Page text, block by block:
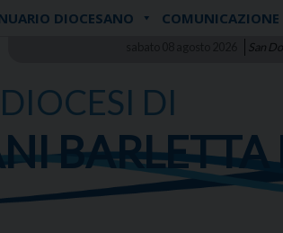
San
DIOCESANO COMUNICAZIONE
DI
BARLETTA